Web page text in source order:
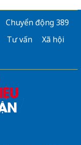
Chuyển động 389
Tư vấn
Xã hội